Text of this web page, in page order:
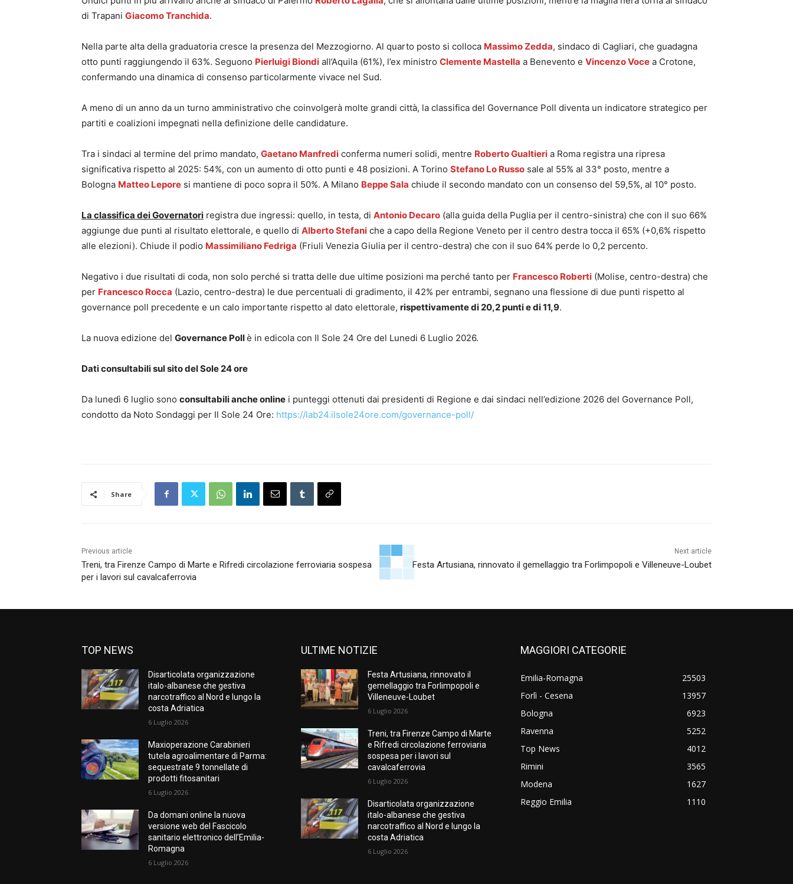
di Trapani Giacomo Tranchida.
Nella parte alta della graduatoria cresce la presenza del Mezzogiorno. Al quarto posto si colloca Massimo Zedda, sindaco di Cagliari, che guadagna
otto punti raggiungendo il 63%. Seguono Pierluigi Biondi all’Aquila (61%), l’ex ministro Clemente Mastella a Benevento e Vincenzo Voce a Crotone,
confermando una dinamica di consenso particolarmente vivace nel Sud.
A meno di un anno da un turno amministrativo che coinvolgerà molte grandi città, la classifica del Governance Poll diventa un indicatore strategico per
partiti e coalizioni impegnati nella definizione delle candidature.
Tra i sindaci al termine del primo mandato, Gaetano Manfredi conferma numeri solidi, mentre Roberto Gualtieri a Roma registra una ripresa
significativa rispetto al 2025: 54%, con un aumento di otto punti e 48 posizioni. A Torino Stefano Lo Russo sale al 55% al 33° posto, mentre a
Bologna Matteo Lepore si mantiene di poco sopra il 50%. A Milano Beppe Sala chiude il secondo mandato con un consenso del 59,5%, al 10° posto.
La classifica dei Governatori registra due ingressi: quello, in testa, di Antonio Decaro (alla guida della Puglia per il centro-sinistra) che con il suo 66%
aggiunge due punti al risultato elettorale, e quello di Alberto Stefani che a capo della Regione Veneto per il centro destra tocca il 65% (+0,6% rispetto
alle elezioni). Chiude il podio Massimiliano Fedriga (Friuli Venezia Giulia per il centro-destra) che con il suo 64% perde lo 0,2 percento.
Negativo i due risultati di coda, non solo perché si tratta delle due ultime posizioni ma perché tanto per Francesco Roberti (Molise, centro-destra) che
per Francesco Rocca (Lazio, centro-destra) le due percentuali di gradimento, il 42% per entrambi, segnano una flessione di due punti rispetto al
governance poll precedente e un calo importante rispetto al dato elettorale, rispettivamente di 20,2 punti e di 11,9.
La nuova edizione del Governance Pollè in edicola con Il Sole 24 Ore del Lunedi 6 Luglio 2026.
Dati consultabili sul sito del Sole 24 ore
Da lunedì 6 luglio sono consultabili anche online i punteggi ottenuti dai presidenti di Regione e dai sindaci nell’edizione 2026 del Governance Poll,
condotto da Noto Sondaggi per Il Sole 24 Ore: https://lab24.ilsole24ore.com/governance-poll/
Share
Previous article
Treni, tra Firenze Campo di Marte e Rifredi circolazione ferroviaria sospesa
per i lavori sul cavalcaferrovia
Next article
Festa Artusiana, rinnovato il gemellaggio tra Forlimpopoli e Villeneuve-Loubet
TOP NEWS
Disarticolata organizzazione
italo-albanese che gestiva
narcotraffico al Nord e lungo la
costa Adriatica
6 Luglio 2026
Maxioperazione Carabinieri
tutela agroalimentare di Parma:
sequestrate 9 tonnellate di
prodotti fitosanitari
6 Luglio 2026
Da domani online la nuova
versione web del Fascicolo
sanitario elettronico dell’Emilia-
Romagna
6 Luglio 2026
ULTIME NOTIZIE
Festa Artusiana, rinnovato il
gemellaggio tra Forlimpopoli e
Villeneuve-Loubet
6 Luglio 2026
Treni, tra Firenze Campo di Marte
e Rifredi circolazione ferroviaria
sospesa per i lavori sul
cavalcaferrovia
6 Luglio 2026
Disarticolata organizzazione
italo-albanese che gestiva
narcotraffico al Nord e lungo la
costa Adriatica
6 Luglio 2026
MAGGIORI CATEGORIE
Emilia-Romagna
25503
Forlì - Cesena
13957
Bologna
6923
Ravenna
5252
Top News
4012
Rimini
3565
Modena
1627
Reggio Emilia
1110